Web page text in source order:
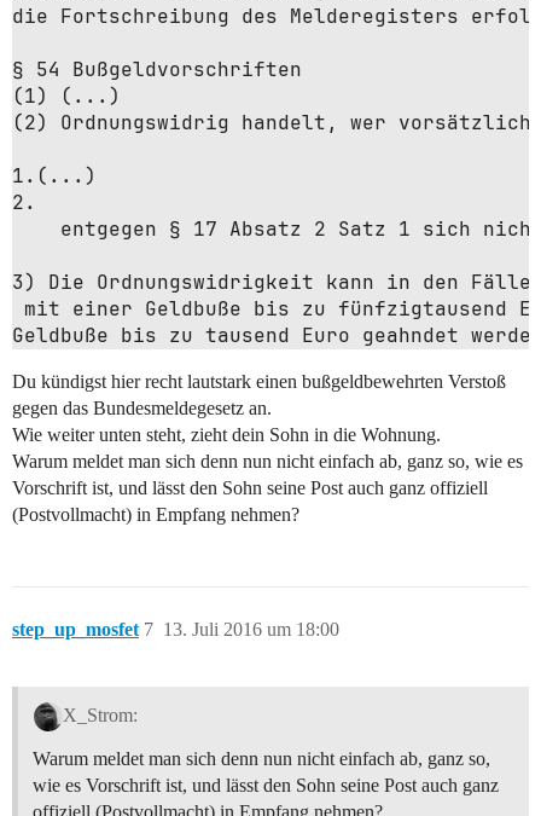
die Fortschreibung des Melderegisters
§ 54 Bußgeldvorschriften
(1) (...)
(2) Ordnungswidrig handelt, wer
1.(...)
2.
entgegen § 17 Absatz 2 Satz 1 sich
3) Die Ordnungswidrigkeit kann in den
mit einer Geldbuße bis zu fünfzigtausend
Geldbuße bis zu tausend Euro geahndet
Du kündigst hier recht lautstark einen bußgeldbewehrten Verstoß
gegen das Bundesmeldegesetz an.
Wie weiter unten steht, zieht dein Sohn in die Wohnung.
Warum meldet man sich denn nun nicht einfach ab, ganz so, wie es
Vorschrift ist, und lässt den Sohn seine Post auch ganz offiziell
(Postvollmacht) in Empfang nehmen?
step_up_mosfet 13. Juli 2016 um 18:00
7
X_Strom:
Warum meldet man sich denn nun nicht einfach ab, ganz so,
wie es Vorschrift ist, und lässt den Sohn seine Post auch ganz